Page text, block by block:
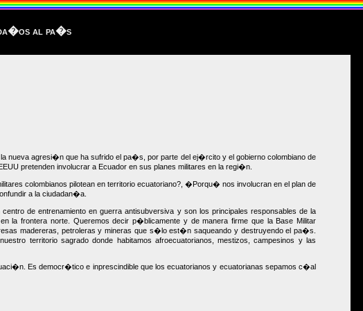
al pa�s
nueva agresi�n que ha sufrido el pa�s, por parte del ej�rcito y el gobierno colombiano de
pretenden involucrar a Ecuador en sus planes militares en la regi�n.
colombianos pilotean en territorio ecuatoriano?, �Porqu� nos involucran en el plan de
a la ciudadan�a.
de entrenamiento en guerra antisubversiva y son los principales responsables de la
la frontera norte. Queremos decir p�blicamente y de manera firme que la Base Militar
madereras, petroleras y mineras que s�lo est�n saqueando y destruyendo el pa�s.
territorio sagrado donde habitamos afroecuatorianos, mestizos, campesinos y las
Es democr�tico e inprescindible que los ecuatorianos y ecuatorianas sepamos c�al